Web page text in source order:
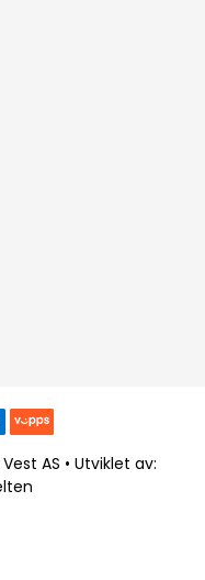
AS • Utviklet av: